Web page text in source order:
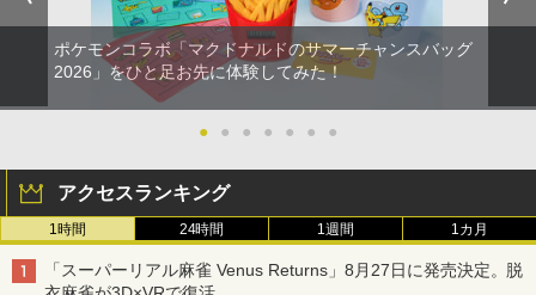
ポケモンコラボ「マクドナルドのサマーチャンスバッグ
2026」をひと足お先に体験してみた！
● ● ● ● ● ● ●
アクセスランキング
1時間 24時間 1週間 1カ月
「スーパーリアル麻雀 Venus Returns」8月27日に発売決定。脱